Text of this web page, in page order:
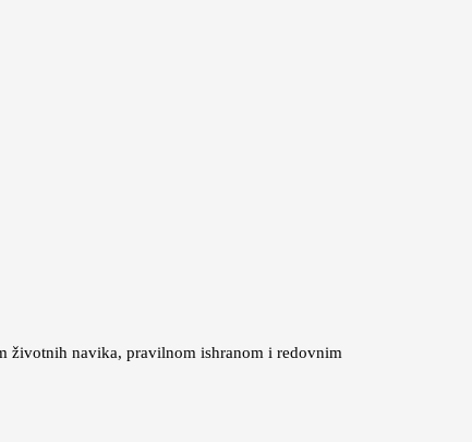
životnih navika, pravilnom ishranom i redovnim